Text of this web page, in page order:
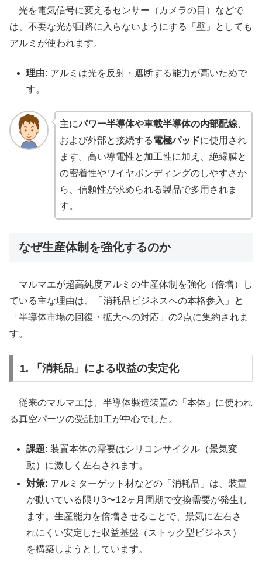
光を電気信号に変えるセンサー（カメラの目）などで
は、不要な光が回路に入らないようにする「壁」としても
アルミが使われます。
理由: アルミは光を反射・遮断する能力が高いためで
す。
主にパワー半導体や車載半導体の内部配線、
および外部と接続する電極パッドに使用され
ます。高い導電性と加工性に加え、絶縁膜と
の密着性やワイヤボンディングのしやすさか
ら、信頼性が求められる製品で多用されま
す。
なぜ生産体制を強化するのか
マルマエが超高純度アルミの生産体制を強化（倍増）し
ている主な理由は、「消耗品ビジネスへの本格参入」
と
「半導体市場の回復・拡大への対応」の2点に集約されま
す。
1. 「消耗品」による収益の安定化
従来のマルマエは、半導体製造装置の「本体」に使われ
る真空パーツの受託加工が中心でした。
課題: 装置本体の需要はシリコンサイクル（景気変
動）に激しく左右されます。
対策: アルミターゲット材などの「消耗品」は、装置
が動いている限り3〜12ヶ月周期で交換需要が発生し
ます。生産能力を倍増させることで、景気に左右さ
れにくい安定した収益基盤（ストック型ビジネス）
を構築しようとしています。